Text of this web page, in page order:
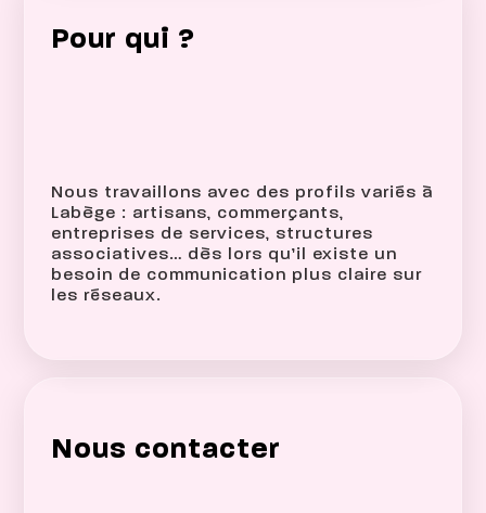
Pour qui ?
Nous travaillons avec des profils variés à
Labège : artisans, commerçants,
entreprises de services, structures
associatives… dès lors qu’il existe un
besoin de communication plus claire sur
les réseaux.
Nous contacter